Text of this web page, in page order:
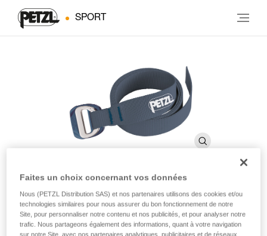
SPORT
Ceinture
Ceinture avec logo munie d'une boucle DOUBLEBACK
Faites un choix concernant vos données
Nous (PETZL Distribution SAS) et nos partenaires utilisons des cookies et/ou
technologies similaires pour nous assurer du bon fonctionnement de notre
Site, pour personnaliser notre contenu et nos publicités, et pour analyser notre
trafic. Nous partageons également des informations, quant à votre navigation
sur notre Site, avec nos partenaires analytiques, publicitaires et de réseaux